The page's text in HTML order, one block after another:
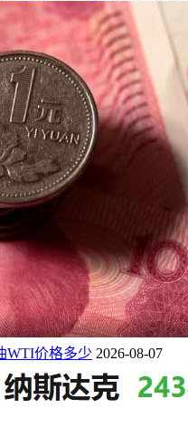
WTI价格多少 2026-08-07